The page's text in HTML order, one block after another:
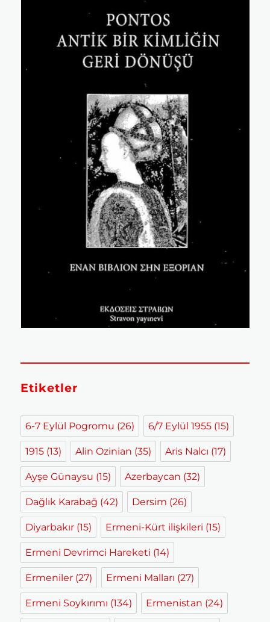
Etiketler
6-7 Eylül Pogromu (26) 6/7 Eylül 1955 (15)
1915 (13) Alin Ozinian (35) Aris Nalcı (17)
Ayşe Günaysu (15) Azerbaycan (32)
Dağlık Karabağ (42) Dersim (26)
Diyarbakır (15) Ermeni-Kürt ilişkileri (15)
Ermeni Devrimci Hareketi (14)
Ermeniler (27) Ermeni Malları (27)
Ermeni Soykırımı (134) Ermenistan (24)